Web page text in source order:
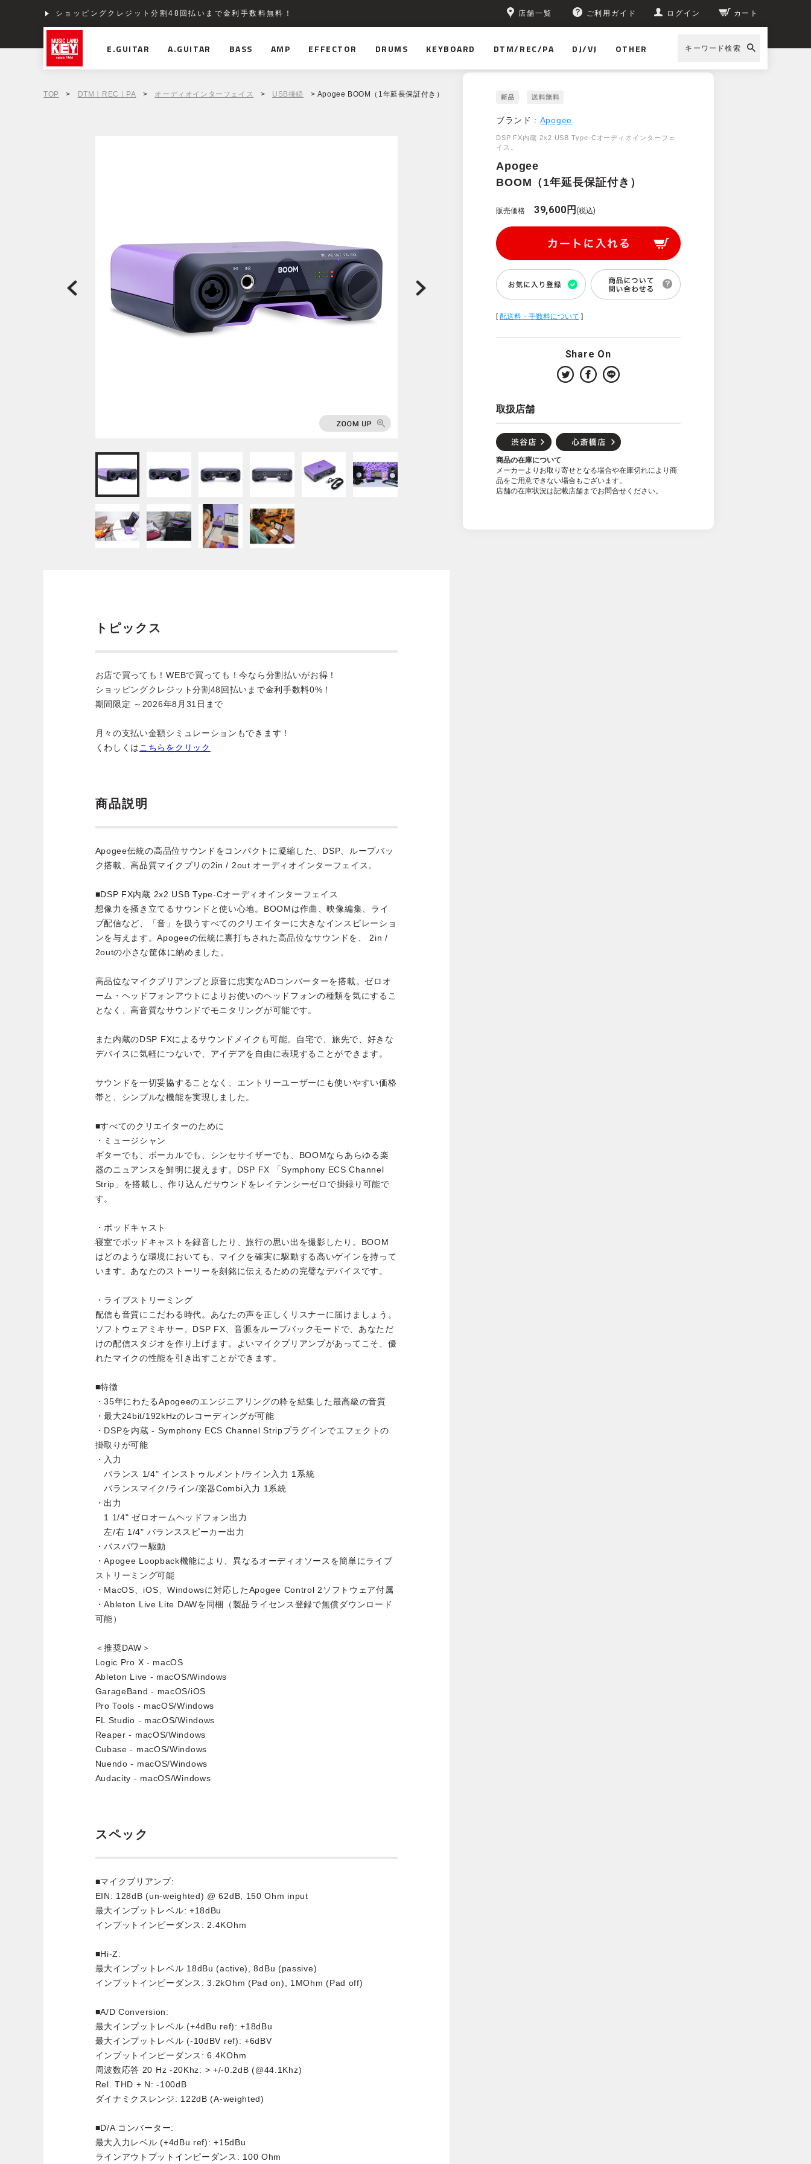
ショッピングクレジット分割48回払いまで金利手数料無料！ 店舗一覧 ご利用ガイド ログイン カート
E.GUITAR A.GUITAR BASS AMP EFFECTOR DRUMS KEYBOARD DTM/REC/PA DJ/VJ OTHER キーワード検索
TOP > DTM｜REC｜PA > オーディオインターフェイス > USB接続 > Apogee BOOM（1年延長保証付き）
ブランド : Apogee
DSP FX内蔵 2x2 USB Type-Cオーディオインターフェ
イス。
Apogee
BOOM（1年延長保証付き）
販売価格 39,600円(税込)
[配送料・手数料について ]
Share On
取扱店舗
商品の在庫について
メーカーよりお取り寄せとなる場合や在庫切れにより商
品をご用意できない場合もございます。
店舗の在庫状況は記載店舗までお問合せください。
トピックス
お店で買っても！WEBで買っても！今なら分割払いがお得！
ショッピングクレジット分割48回払いまで金利手数料0%！
期間限定 ～2026年8月31日まで
月々の支払い金額シミュレーションもできます！
くわしくは こちらをクリック
商品説明
Apogee伝統の高品位サウンドをコンパクトに凝縮した、DSP、ループバッ
ク搭載、高品質マイクプリの2in / 2out オーディオインターフェイス。
■DSP FX内蔵 2x2 USB Type-Cオーディオインターフェイス
想像力を掻き立てるサウンドと使い心地。BOOMは作曲、映像編集、ライ
ブ配信など、「音」を扱うすべてのクリエイターに大きなインスピレーショ
ンを与えます。Apogeeの伝統に裏打ちされた高品位なサウンドを、 2in /
2outの小さな筐体に納めました。
高品位なマイクプリアンプと原音に忠実なADコンバーターを搭載。ゼロオ
ーム・ヘッドフォンアウトによりお使いのヘッドフォンの種類を気にするこ
となく、高音質なサウンドでモニタリングが可能です。
また内蔵のDSP FXによるサウンドメイクも可能。自宅で、旅先で、好きな
デバイスに気軽につないで、アイデアを自由に表現することができます。
サウンドを一切妥協することなく、エントリーユーザーにも使いやすい価格
帯と、シンプルな機能を実現しました。
■すべてのクリエイターのために
・ミュージシャン
ギターでも、ボーカルでも、シンセサイザーでも、BOOMならあらゆる楽
器のニュアンスを鮮明に捉えます。DSP FX 「Symphony ECS Channel
Strip」を搭載し、作り込んだサウンドをレイテンシーゼロで掛録り可能で
す。
・ポッドキャスト
寝室でポッドキャストを録音したり、旅行の思い出を撮影したり。BOOM
はどのような環境においても、マイクを確実に駆動する高いゲインを持って
います。あなたのストーリーを刻銘に伝えるための完璧なデバイスです。
・ライブストリーミング
配信も音質にこだわる時代。あなたの声を正しくリスナーに届けましょう。
ソフトウェアミキサー、DSP FX、音源をループバックモードで、あなただ
けの配信スタジオを作り上げます。よいマイクプリアンプがあってこそ、優
れたマイクの性能を引き出すことができます。
■特徴
・35年にわたるApogeeのエンジニアリングの粋を結集した最高級の音質
・最大24bit/192kHzのレコーディングが可能
・DSPを内蔵 - Symphony ECS Channel Stripプラグインでエフェクトの
掛取りが可能
・入力
バランス 1/4" インストゥルメント/ライン入力 1系統
バランスマイク/ライン/楽器Combi入力 1系統
・出力
1 1/4" ゼロオームヘッドフォン出力
左/右 1/4" バランススピーカー出力
・バスパワー駆動
・Apogee Loopback機能により、異なるオーディオソースを簡単にライブ
ストリーミング可能
・MacOS、iOS、Windowsに対応したApogee Control 2ソフトウェア付属
・Ableton Live Lite DAWを同梱（製品ライセンス登録で無償ダウンロード
可能）
＜推奨DAW＞
Logic Pro X - macOS
Ableton Live - macOS/Windows
GarageBand - macOS/iOS
Pro Tools - macOS/Windows
FL Studio - macOS/Windows
Reaper - macOS/Windows
Cubase - macOS/Windows
Nuendo - macOS/Windows
Audacity - macOS/Windows
スペック
■マイクプリアンプ:
EIN: 128dB (un-weighted) @ 62dB, 150 Ohm input
最大インプットレベル: +18dBu
インプットインピーダンス: 2.4KOhm
■Hi-Z:
最大インプットレベル 18dBu (active), 8dBu (passive)
インプットインピーダンス: 3.2kOhm (Pad on), 1MOhm (Pad off)
■A/D Conversion:
最大インプットレベル (+4dBu ref): +18dBu
最大インプットレベル (-10dBV ref): +6dBV
インプットインピーダンス: 6.4KOhm
周波数応答 20 Hz -20Khz: > +/-0.2dB (@44.1Khz)
Rel. THD + N: -100dB
ダイナミクスレンジ: 122dB (A-weighted)
■D/A コンバーター:
最大入力レベル (+4dBu ref): +15dBu
ラインアウトプットインピーダンス: 100 Ohm